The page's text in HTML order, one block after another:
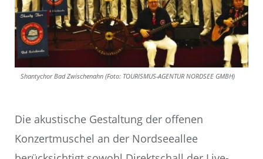
Shantychor Bad Zwischenahn (Foto: TOURISMUS-AGENTUR NORDSEE GMBH)
Die akustische Gestaltung der offenen
Konzertmuschel an der Nordseeallee